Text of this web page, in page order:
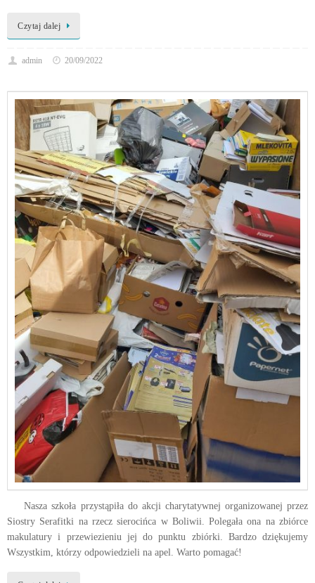
Czytaj dalej
admin 20/09/2022
Nasza szkoła przystąpiła do akcji charytatywnej organizowanej przez
Siostry Serafitki na rzecz sierocińca w Boliwii. Polegała ona na zbiórce
makulatury i przewiezieniu jej do punktu zbiórki. Bardzo dziękujemy
Wszystkim, którzy odpowiedzieli na apel. Warto pomagać!